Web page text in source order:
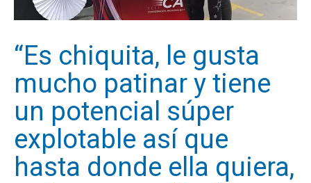
“Es chiquita, le gusta
mucho patinar y tiene
un potencial súper
explotable así que
hasta donde ella quiera,